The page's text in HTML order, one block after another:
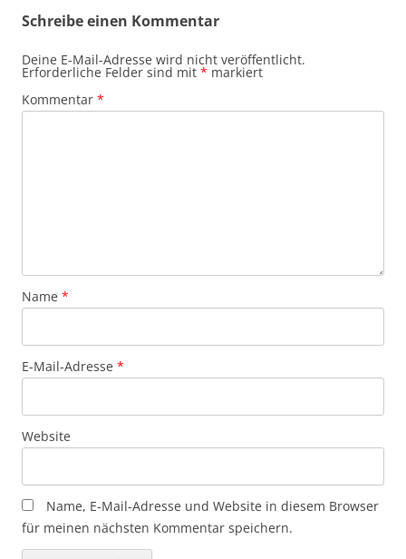
Schreibe einen Kommentar
Deine E-Mail-Adresse wird nicht veröffentlicht.
Erforderliche Felder sind mit * markiert
Kommentar *
Name *
E-Mail-Adresse *
Website
Name, E-Mail-Adresse und Website in diesem Browser
für meinen nächsten Kommentar speichern.